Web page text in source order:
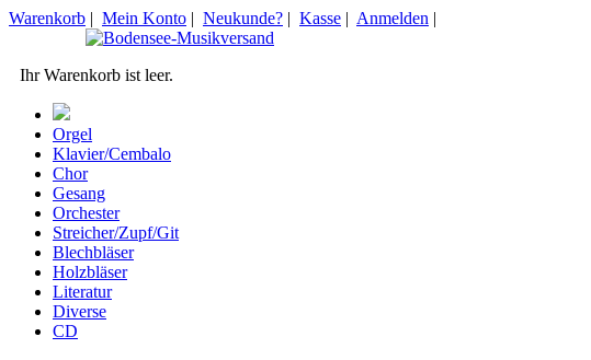
Warenkorb | Mein Konto | Neukunde? | Kasse | Anmelden |
Ihr Warenkorb ist leer.
Orgel
Klavier/Cembalo
Chor
Gesang
Orchester
Streicher/Zupf/Git
Blechbläser
Holzbläser
Literatur
Diverse
CD